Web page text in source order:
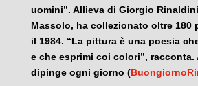
uomini”. Allieva di Giorgio
Massolo, ha collezionato oltre 180
il 1984. “La pittura è una poesia
e che esprimi coi colori”, racconta.
dipinge ogni giorno (